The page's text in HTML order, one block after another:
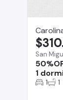
San
1
1 1